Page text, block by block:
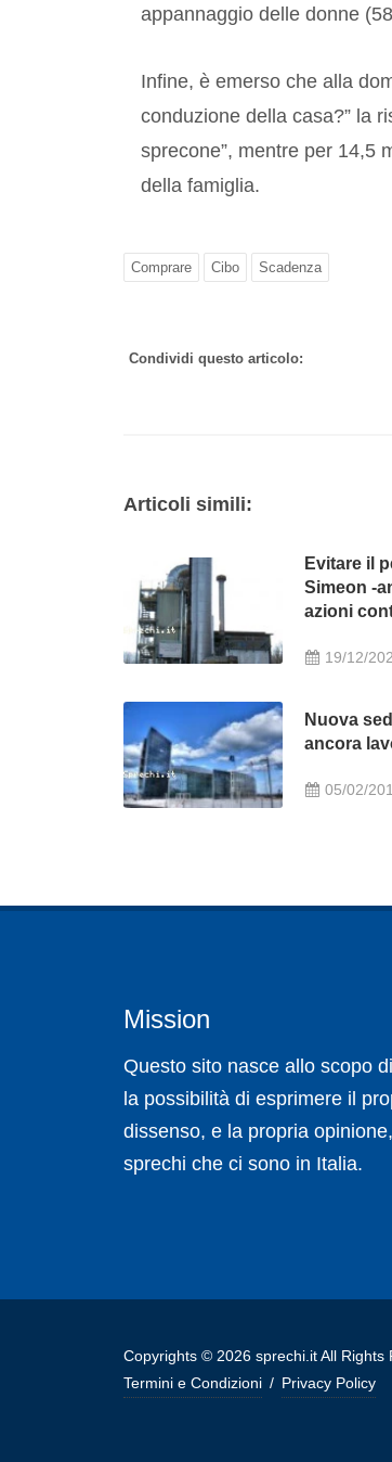
appannaggio delle donne
Infine, è emerso che alla
conduzione della casa?” la
sprecone”, mentre per 14,5
della famiglia.
Comprare Cibo Scadenza
Condividi questo articolo:
Articoli simili:
Evitare il
Simeon -
azioni
19/12/
Nuova
ancora
05/02/
Mission
Questo sito nasce allo scopo
la possibilità di esprimere il
dissenso, e la propria
sprechi che ci sono in Italia.
Copyrights © 2026 sprechi.it All Rights
Termini e Condizioni / Privacy Policy